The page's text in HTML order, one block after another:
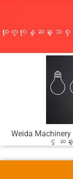
ထုတ္ကုန္ဆန္းသစ္
Weida
င္ ဆန္